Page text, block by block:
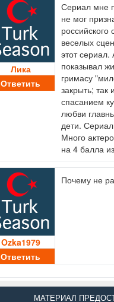
Лика
Ответить
Сериал мне
не мог
веселых
этот
показывал
гримасу
закрыть;
спасанием
любви
дети.
Много
на 4 балла
Ozka1979
Ответить
Почему не
МАТЕРИАЛ